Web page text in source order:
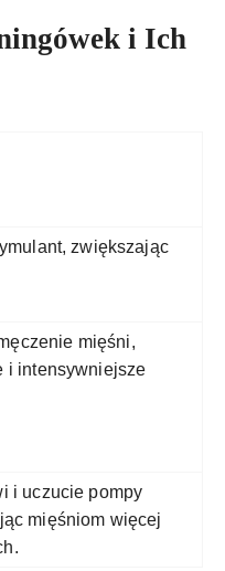
i Ich
zwiększając
mięśni,
i intensywniejsze
i uczucie pompy
mięśniom więcej